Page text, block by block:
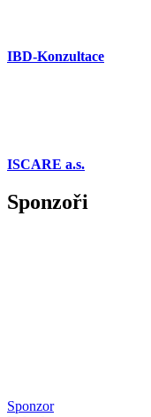
IBD-Konzultace
ISCARE a.s.
Sponzoři
Sponzor